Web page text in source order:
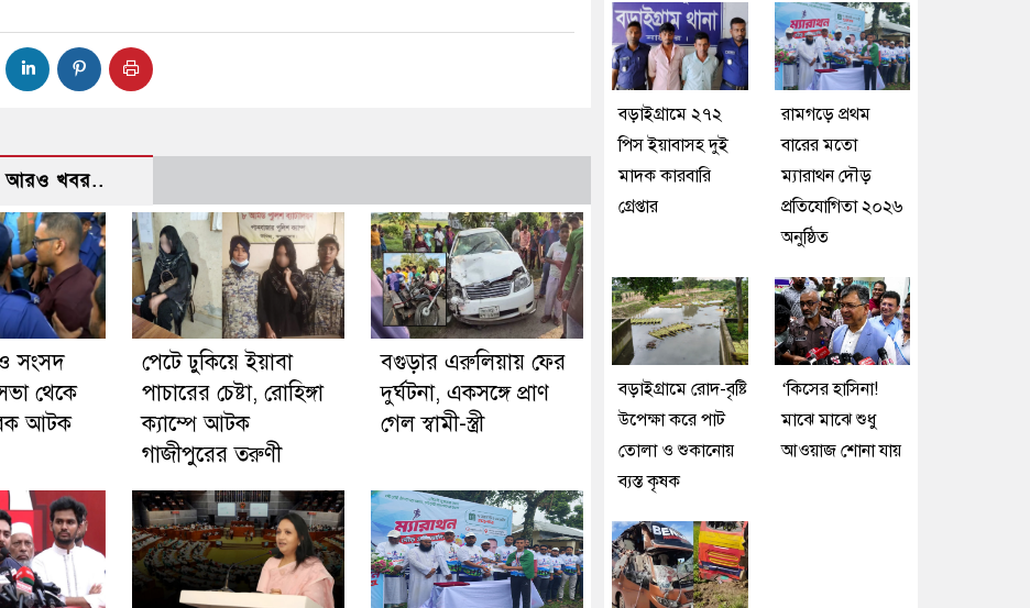
আরও খবর..
ও সংসদ
থেকে
আটক
পেটে ঢুকিয়ে ইয়াবা
পাচারের চেষ্টা, রোহিঙ্গা
ক্যাম্পে আটক
গাজীপুরের তরুণী
বগুড়ার এরুলিয়ায় ফের
দুর্ঘটনা, একসঙ্গে প্রাণ
গেল স্বামী-স্ত্রী
বড়াইগ্রামে ২৭২
পিস ইয়াবাসহ দুই
মাদক কারবারি
গ্রেপ্তার
রামগড়ে প্রথম
বারের মতো
ম্যারাথন দৌড়
প্রতিযোগিতা ২০২৬
অনুষ্ঠিত
বড়াইগ্রামে রোদ-বৃষ্টি
উপেক্ষা করে পাট
তোলা ও শুকানোয়
ব্যস্ত কৃষক
‘কিসের হাসিনা!
মাঝে মাঝে শুধু
আওয়াজ শোনা যায়